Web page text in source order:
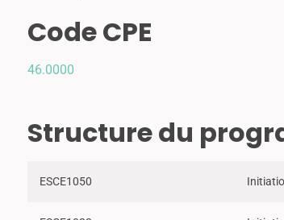
Code CPE
46.0000
Structure du
ESCE1050